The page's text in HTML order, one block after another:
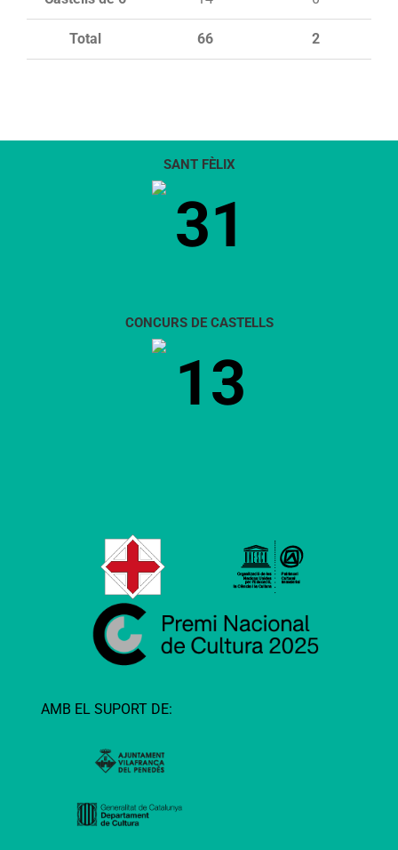
Total 66 2
SANT FÈLIX
31
CONCURS DE CASTELLS
13
AMB EL SUPORT DE: